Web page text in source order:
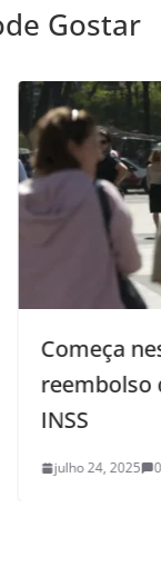
Gostar
feira
ilegais do